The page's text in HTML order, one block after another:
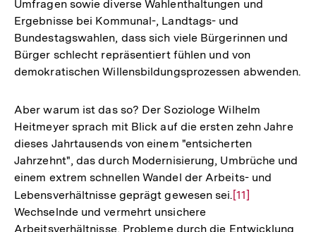
Umfragen sowie diverse Wahlenthaltungen und
Ergebnisse bei Kommunal-, Landtags- und
Bundestagswahlen, dass sich viele Bürgerinnen und
Bürger schlecht repräsentiert fühlen und von
demokratischen Willensbildungsprozessen abwenden.
Aber warum ist das so? Der Soziologe Wilhelm
Heitmeyer sprach mit Blick auf die ersten zehn Jahre
dieses Jahrtausends von einem "entsicherten
Jahrzehnt", das durch Modernisierung, Umbrüche und
einem extrem schnellen Wandel der Arbeits- und
Lebensverhältnisse geprägt gewesen sei. Zur
[11]
Wechselnde und vermehrt unsichere
Arbeitsverhältnisse, Probleme durch die Entwicklung